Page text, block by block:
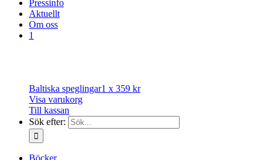
Pressinfo
Aktuellt
Om oss
1
Baltiska speglingar1 x 359 kr
Visa varukorg
Till kassan
Sök efter:
Böcker